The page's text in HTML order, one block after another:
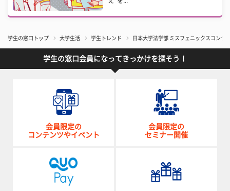
学生の窓口トップ 大学生活 学生トレンド 日本大学法学部 ミスフェニックスコン
学生の窓口会員になってきっかけを探そう！
会員限定の
コンテンツやイベント
会員限定の
セミナー開催